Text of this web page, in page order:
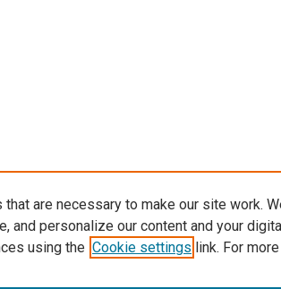
that are necessary to make our site work.
and personalize our content and your
using the Cookie settings link. For